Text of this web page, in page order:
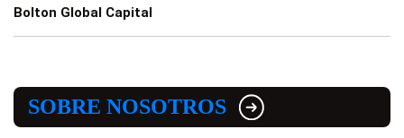
Bolton Global Capital
SOBRE NOSOTROS